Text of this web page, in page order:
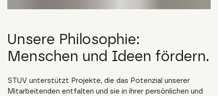
Unsere Philosophie:
Menschen und Ideen fördern.
STUV unterstützt Projekte, die das Potenzial unserer
Mitarbeitenden entfalten und sie in ihrer persönlichen und